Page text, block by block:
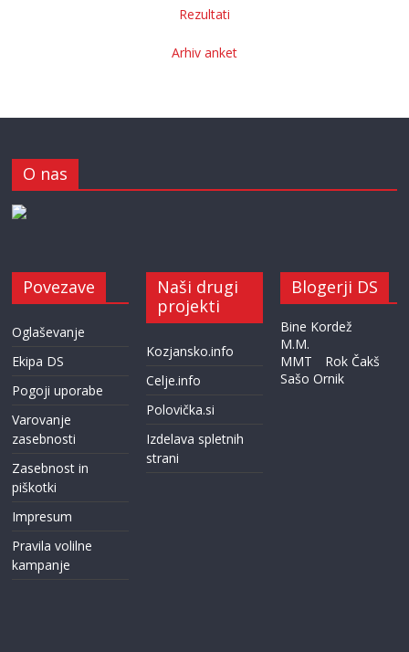
Rezultati
Arhiv anket
O nas
Povezave
Oglaševanje
Ekipa DS
Pogoji uporabe
Varovanje
zasebnosti
Zasebnost in
piškotki
Impresum
Pravila volilne
kampanje
Naši drugi
projekti
Kozjansko.info
Celje.info
Polovička.si
Izdelava spletnih
strani
Blogerji DS
Bine Kordež
M.M.
MMT
Rok Čakš
Sašo Ornik